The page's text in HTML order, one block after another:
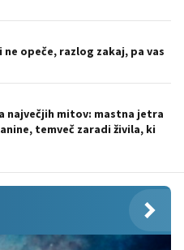
opeče, razlog zakaj, pa vas
največjih mitov: mastna jetra
temveč zaradi živila, ki